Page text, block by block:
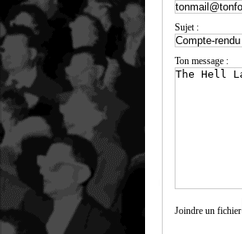
Sujet :
Ton message :
Joindre un fichier